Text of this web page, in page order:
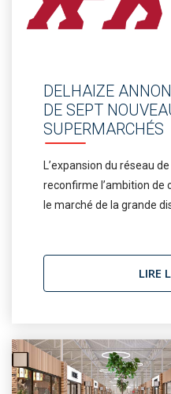
DELHAIZE
DE SEPT
SUPERMARCHÉS
L’expansion du réseau
reconfirme l’ambition de
le marché de la grande
LIRE